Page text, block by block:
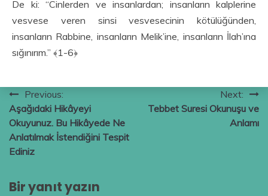
De ki: “Cinlerden ve insanlardan; insanların kalplerine
vesvese veren sinsi vesvesecinin kötülüğünden,
insanların Rabbine, insanların Melik’ine, insanların İlah’ına
sığınırım.” ﴾1-6﴿
Yazı
gezinmesi
Previous:
Aşağıdaki Hikâyeyi
Okuyunuz. Bu Hikâyede Ne
Anlatılmak İstendiğini Tespit
Ediniz
Next:
Tebbet Suresi Okunuşu ve
Anlamı
Bir yanıt yazın